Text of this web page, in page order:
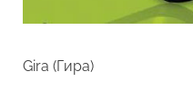
Gira (Гира)